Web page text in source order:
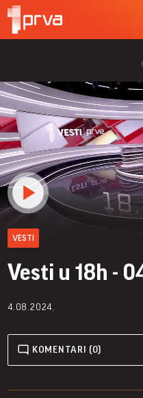
VESTI
Vesti u 18h -
4.08.2024.
KOMENTARI (0)